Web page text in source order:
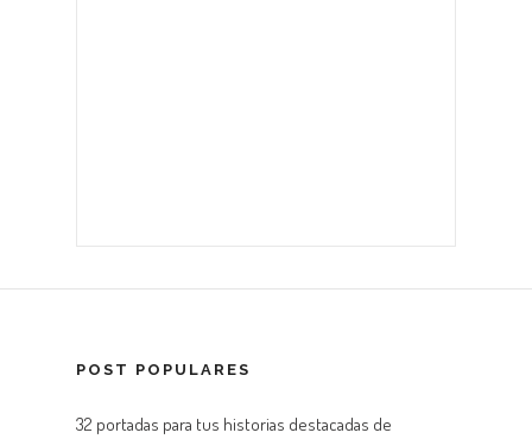
POST POPULARES
32 portadas para tus historias destacadas de